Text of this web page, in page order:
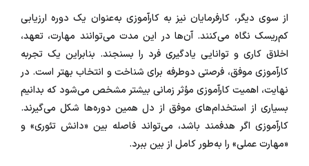
از سوی دیگر، کارفرمایان نیز به کارآموزی به‌عنوان یک دوره ارزیابی
کم‌ریسک نگاه می‌کنند. آن‌ها در این مدت می‌توانند مهارت، تعهد،
اخلاق کاری و توانایی یادگیری فرد را بسنجند. بنابراین یک تجربه
کارآموزی موفق، فرصتی دوطرفه برای شناخت و انتخاب بهتر است. در
نهایت، اهمیت کارآموزی مؤثر زمانی بیشتر مشخص می‌شود که بدانیم
بسیاری از استخدام‌های موفق از دل همین دوره‌ها شکل می‌گیرند.
کارآموزی اگر هدفمند باشد، می‌تواند فاصله بین «دانش تئوری» و
«مهارت عملی» را به‌طور کامل از بین ببرد.